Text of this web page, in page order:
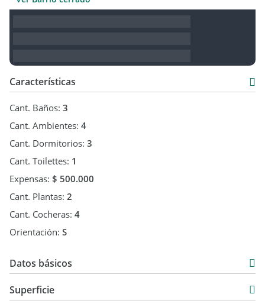
Características
Cant. Baños: 3
Cant. Ambientes: 4
Cant. Dormitorios: 3
Cant. Toilettes: 1
Expensas: $ 500.000
Cant. Plantas: 2
Cant. Cocheras: 4
Orientación: S
Datos básicos
Venta
Superficie